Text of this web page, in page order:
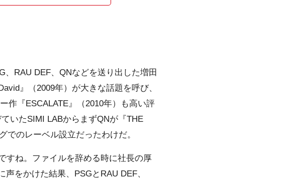
RAU DEF、QNなどを送り出した増田
』（2009年）が大きな話題を呼び、
作『ESCALATE』（2010年）も高い評
いたSIMI LABからまずQNが『THE
のレーベル設立だったわけだ。
すね。ファイルを辞める時に社長の厚
をかけた結果、PSGとRAU DEF、